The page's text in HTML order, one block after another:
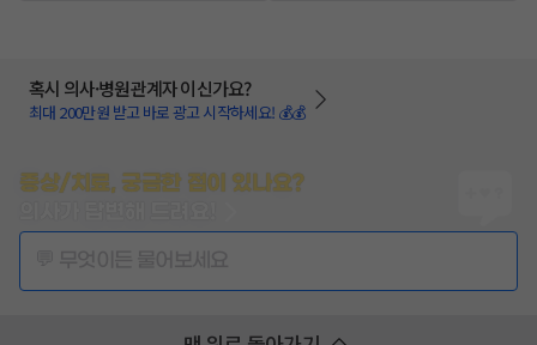
혹시 의사·병원관계자 이신가요?
최대 200만원 받고 바로 광고 시작하세요! 💰💰
증상/치료, 궁금한 점이 있나요?